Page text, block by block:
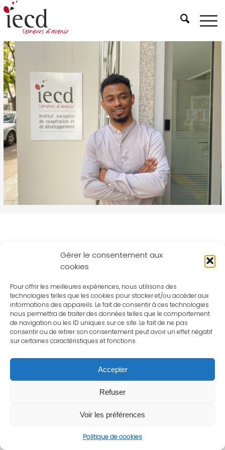
Gérer le consentement aux
cookies
Pour offrir les meilleures expériences, nous utilisons des
technologies telles que les cookies pour stocker et/ou accéder aux
informations des appareils. Le fait de consentir à ces technologies
nous permettra de traiter des données telles que le comportement
de navigation ou les ID uniques sur ce site. Le fait de ne pas
consentir ou de retirer son consentement peut avoir un effet négatif
sur certaines caractéristiques et fonctions.
Accepter
Refuser
Voir les préférences
Politique de cookies